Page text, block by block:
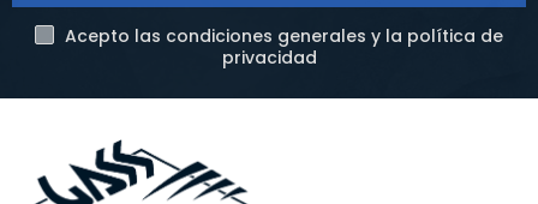
Acepto las condiciones generales y la política de
privacidad